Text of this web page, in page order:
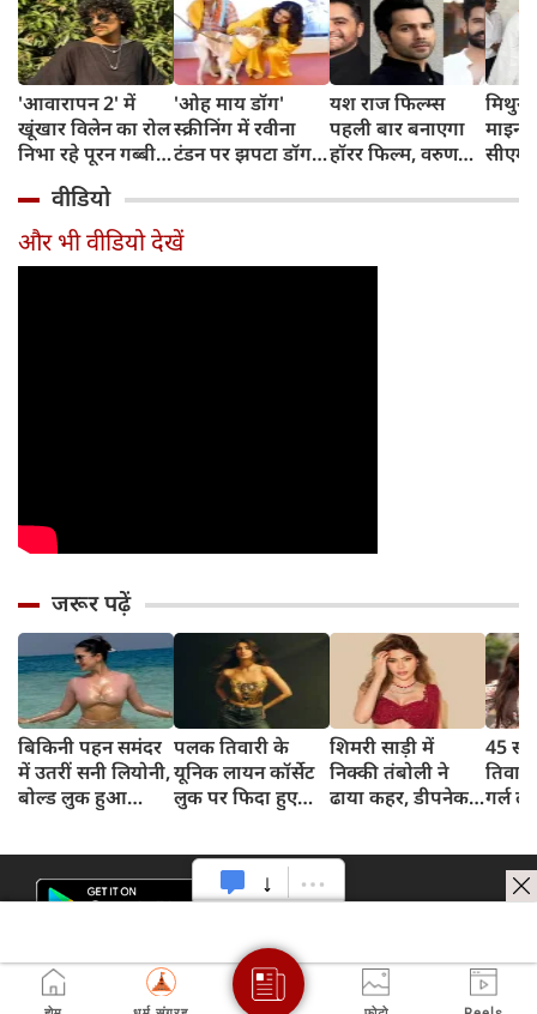
'आवारापन 2' में
खूंखार विलेन का रोल
निभा रहे पूरन गब्बी
संग है खास रिश्ता
'ओह माय डॉग'
स्क्रीनिंग में रवीना
टंडन पर झपटा डॉग,
ने ऐसे दिखाई
दरियादिली
यश राज फिल्म्स
पहली बार बनाएगा
हॉरर फिल्म, वरुण
रोल
मिथुन
सीएम
पहुंचे
वीडियो
और भी वीडियो देखें
जरूर पढ़ें
बिकिनी पहन समंदर
में उतरीं सनी लियोनी,
बोल्ड लुक हुआ
पलक तिवारी के
यूनिक लायन कॉर्सेट
लुक पर फिदा हुए
शिमरी साड़ी में
निक्की तंबोली ने
ढाया कहर, डीपनेक
45
गर्ल